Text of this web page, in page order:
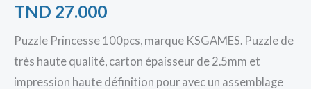
TND 27.000
Puzzle Princesse 100pcs, marque KSGAMES. Puzzle de
très haute qualité, carton épaisseur de 2.5mm et
impression haute définition pour avec un assemblage